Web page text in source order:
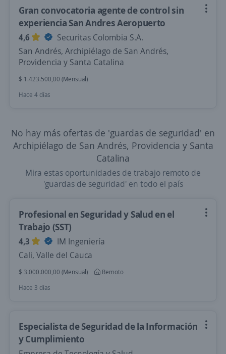
Gran convocatoria agente de control sin
experiencia San Andres Aeropuerto
4,6
Securitas Colombia S.A.
San Andrés, Archipiélago de San Andrés,
Providencia y Santa Catalina
$ 1.423.500,00 (Mensual)
Hace 4 días
No hay más ofertas de 'guardas de seguridad' en
Archipiélago de San Andrés, Providencia y Santa
Catalina
Mira estas oportunidades de trabajo remoto de
'guardas de seguridad' en todo el país
Profesional en Seguridad y Salud en el
Trabajo (SST)
4,3
IM Ingeniería
Cali, Valle del Cauca
$ 3.000.000,00 (Mensual)
Remoto
Hace 3 días
Especialista de Seguridad de la Información
y Cumplimiento